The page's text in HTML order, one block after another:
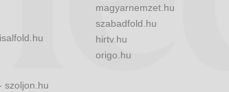
szoljon.hu
magyarnemzet.hu
szabadfold.hu
hirtv.hu
origo.hu